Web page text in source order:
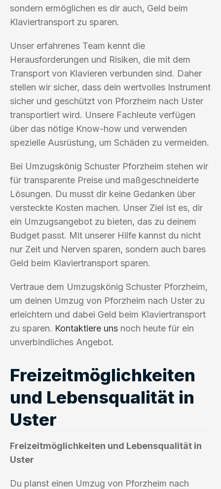
sondern ermöglichen es dir auch, Geld beim
Klaviertransport zu sparen.
Unser erfahrenes Team kennt die
Herausforderungen und Risiken, die mit dem
Transport von Klavieren verbunden sind. Daher
stellen wir sicher, dass dein wertvolles Instrument
sicher und geschützt von Pforzheim nach Uster
transportiert wird. Unsere Fachleute verfügen
über das nötige Know-how und verwenden
spezielle Ausrüstung, um Schäden zu vermeiden.
Bei Umzugskönig Schuster Pforzheim stehen wir
für transparente Preise und maßgeschneiderte
Lösungen. Du musst dir keine Gedanken über
versteckte Kosten machen. Unser Ziel ist es, dir
ein Umzugsangebot zu bieten, das zu deinem
Budget passt. Mit unserer Hilfe kannst du nicht
nur Zeit und Nerven sparen, sondern auch bares
Geld beim Klaviertransport sparen.
Vertraue dem Umzugskönig Schuster Pforzheim,
um deinen Umzug von Pforzheim nach Uster zu
erleichtern und dabei Geld beim Klaviertransport
zu sparen. Kontaktiere uns noch heute für ein
unverbindliches Angebot.
Freizeitmöglichkeiten
und Lebensqualität in
Uster
Freizeitmöglichkeiten und Lebensqualität in
Uster
Du planst einen Umzug von Pforzheim nach